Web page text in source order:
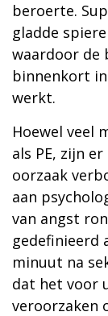
beroerte.
gladde
waardoor de
binnenkort
werkt.
Hoewel veel
als PE, zijn
oorzaak
aan
van angst
gedefinieerd
minuut na
dat het voor
veroorzaken